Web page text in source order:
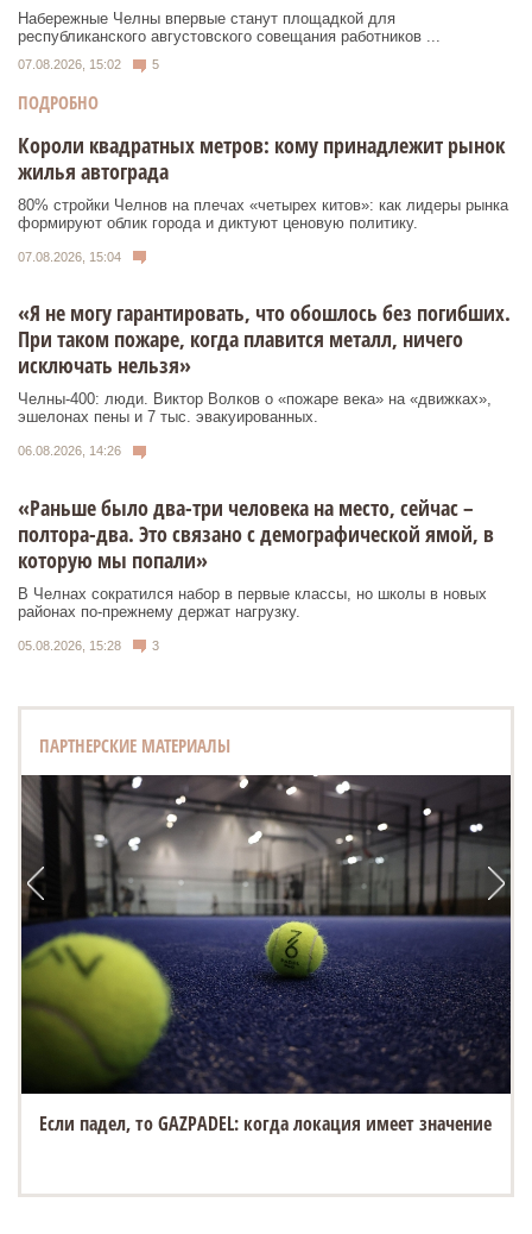
Набережные Челны впервые станут площадкой для
республиканского августовского совещания работников ...
07.08.2026, 15:02 5
ПОДРОБНО
Короли квадратных метров: кому принадлежит рынок
жилья автограда
80% стройки Челнов на плечах «четырех китов»: как лидеры рынка
формируют облик города и диктуют ценовую политику.
07.08.2026, 15:04
«Я не могу гарантировать, что обошлось без погибших.
При таком пожаре, когда плавится металл, ничего
исключать нельзя»
Челны-400: люди. Виктор Волков о «пожаре века» на «движках»,
эшелонах пены и 7 тыс. эвакуированных.
06.08.2026, 14:26
«Раньше было два-три человека на место, сейчас –
полтора-два. Это связано с демографической ямой, в
которую мы попали»
В Челнах сократился набор в первые классы, но школы в новых
районах по-прежнему держат нагрузку.
05.08.2026, 15:28 3
ПАРТНЕРСКИЕ МАТЕРИАЛЫ
Если падел, то GAZPADEL: когда локация имеет значение